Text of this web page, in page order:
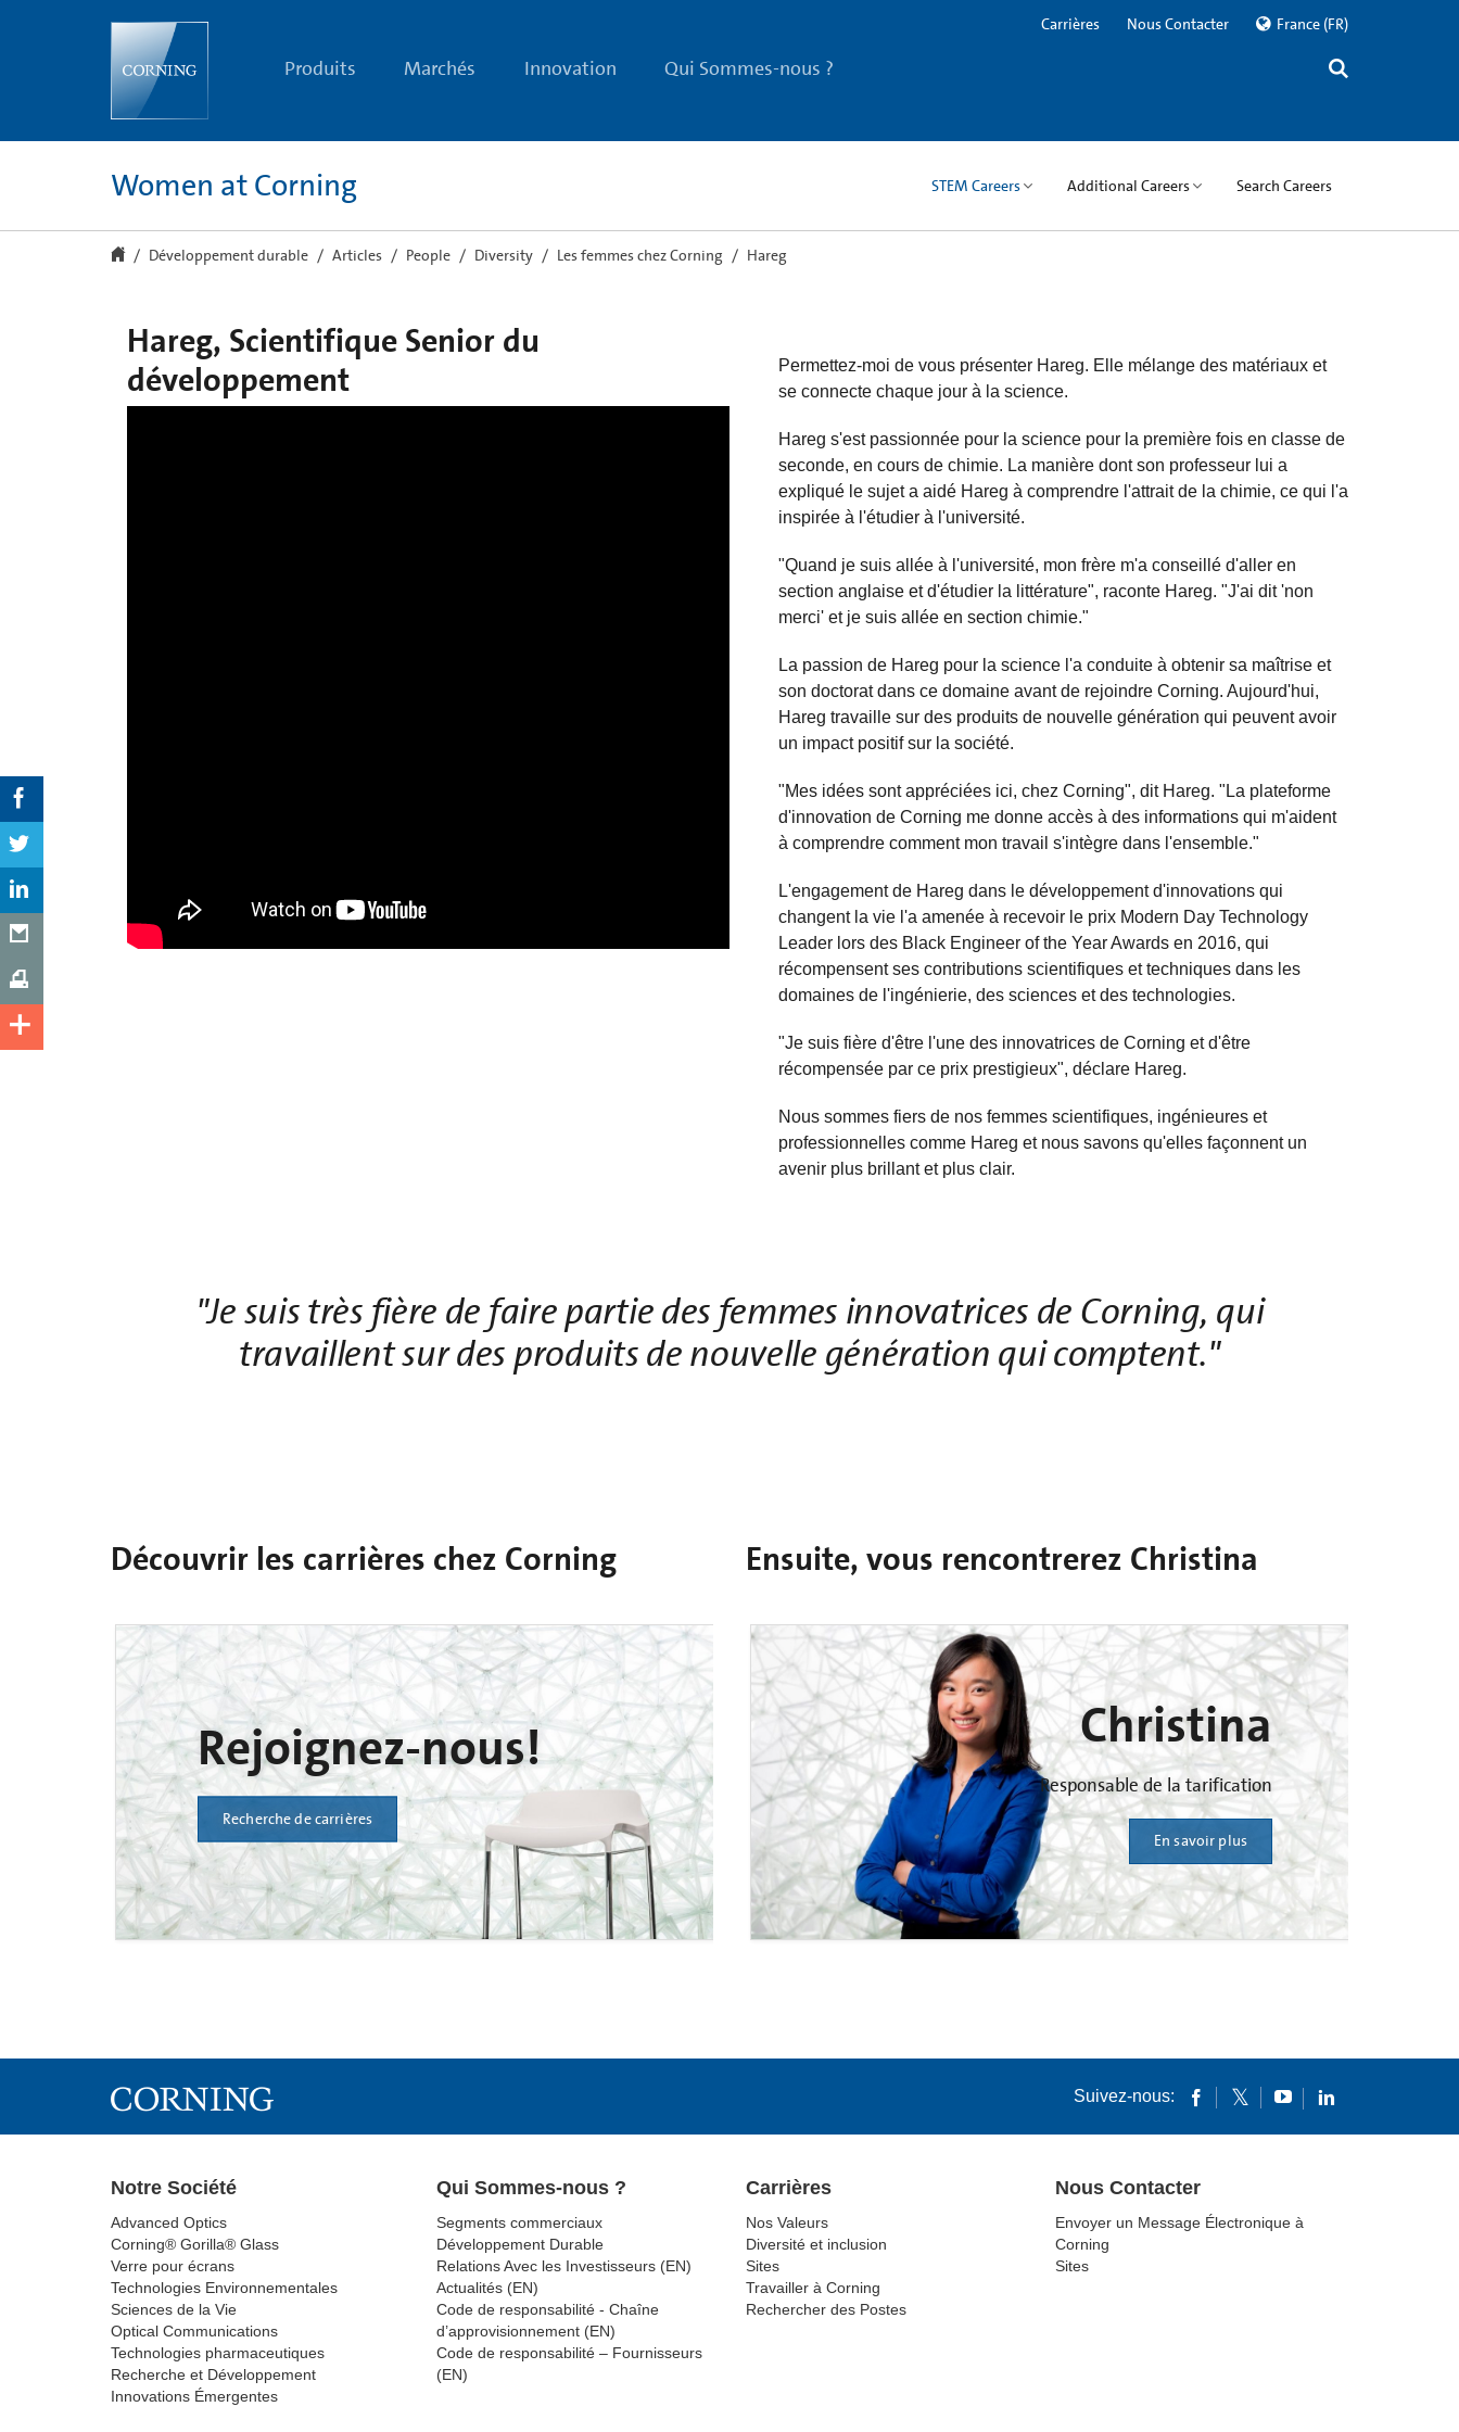
Corning
Produits Marchés Innovation Qui Sommes-nous ?
Carrières Nous Contacter France (FR)
Women at Corning STEM Careers Additional Careers Search Careers
Développement durable Articles People Diversity Les femmes chez Corning Hareg
Hareg, Scientifique Senior du
développement
Permettez-moi de vous présenter Hareg. Elle mélange des matériaux et
se connecte chaque jour à la science.
Hareg s'est passionnée pour la science pour la première fois en classe de
seconde, en cours de chimie. La manière dont son professeur lui a
expliqué le sujet a aidé Hareg à comprendre l'attrait de la chimie, ce qui l'a
inspirée à l'étudier à l'université.
"Quand je suis allée à l'université, mon frère m'a conseillé d'aller en
section anglaise et d'étudier la littérature", raconte Hareg. "J'ai dit 'non
merci' et je suis allée en section chimie."
La passion de Hareg pour la science l'a conduite à obtenir sa maîtrise et
son doctorat dans ce domaine avant de rejoindre Corning. Aujourd'hui,
Hareg travaille sur des produits de nouvelle génération qui peuvent avoir
un impact positif sur la société.
"Mes idées sont appréciées ici, chez Corning", dit Hareg. "La plateforme
d'innovation de Corning me donne accès à des informations qui m'aident
à comprendre comment mon travail s'intègre dans l'ensemble."
L'engagement de Hareg dans le développement d'innovations qui
changent la vie l'a amenée à recevoir le prix Modern Day Technology
Leader lors des Black Engineer of the Year Awards en 2016, qui
récompensent ses contributions scientifiques et techniques dans les
domaines de l'ingénierie, des sciences et des technologies.
"Je suis fière d'être l'une des innovatrices de Corning et d'être
récompensée par ce prix prestigieux", déclare Hareg.
Nous sommes fiers de nos femmes scientifiques, ingénieures et
professionnelles comme Hareg et nous savons qu'elles façonnent un
avenir plus brillant et plus clair.
"Je suis très fière de faire partie des femmes innovatrices de Corning, qui
travaillent sur des produits de nouvelle génération qui comptent."
Découvrir les carrières chez Corning
Rejoignez-nous!
Recherche de carrières
Ensuite, vous rencontrerez Christina
Christina
Responsable de la tarification
En savoir plus
Suivez-nous:
Notre Société
Advanced Optics
Corning® Gorilla® Glass
Verre pour écrans
Technologies Environnementales
Sciences de la Vie
Optical Communications
Technologies pharmaceutiques
Recherche et Développement
Innovations Émergentes
Qui Sommes-nous ?
Segments commerciaux
Développement Durable
Relations Avec les Investisseurs (EN)
Actualités (EN)
Code de responsabilité - Chaîne
d’approvisionnement (EN)
Code de responsabilité – Fournisseurs
(EN)
Carrières
Nos Valeurs
Diversité et inclusion
Sites
Travailler à Corning
Rechercher des Postes
Nous Contacter
Envoyer un Message Électronique à
Corning
Sites